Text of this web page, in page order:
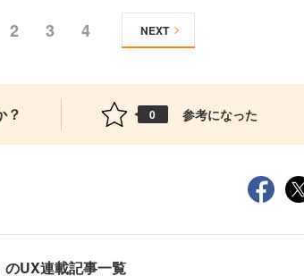
2 3 4 NEXT
？ 0 参考になった
のUX連載記事一覧